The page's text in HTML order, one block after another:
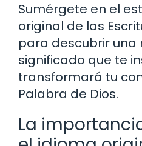
Sumérgete en el
original de las
para descubrir una
significado que te
transformará tu
Palabra de Dios.
La